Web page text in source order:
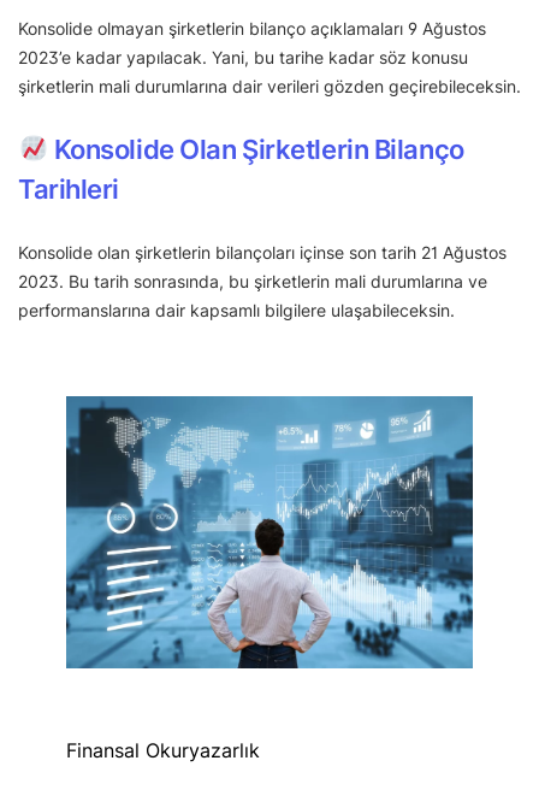
Konsolide olmayan şirketlerin bilanço açıklamaları 9 Ağustos
2023’e kadar yapılacak. Yani, bu tarihe kadar söz konusu
şirketlerin mali durumlarına dair verileri gözden geçirebileceksin.
Konsolide Olan Şirketlerin Bilanço
Tarihleri
Konsolide olan şirketlerin bilançoları içinse son tarih 21 Ağustos
2023. Bu tarih sonrasında, bu şirketlerin mali durumlarına ve
performanslarına dair kapsamlı bilgilere ulaşabileceksin.
Finansal Okuryazarlık